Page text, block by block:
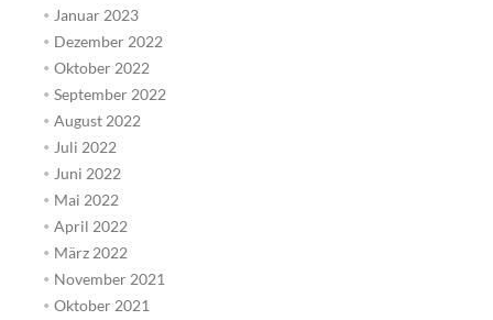
Januar 2023
Dezember 2022
Oktober 2022
September 2022
August 2022
Juli 2022
Juni 2022
Mai 2022
April 2022
März 2022
November 2021
Oktober 2021